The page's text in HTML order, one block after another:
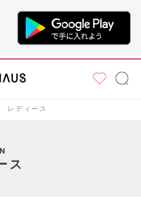
レディース
ス